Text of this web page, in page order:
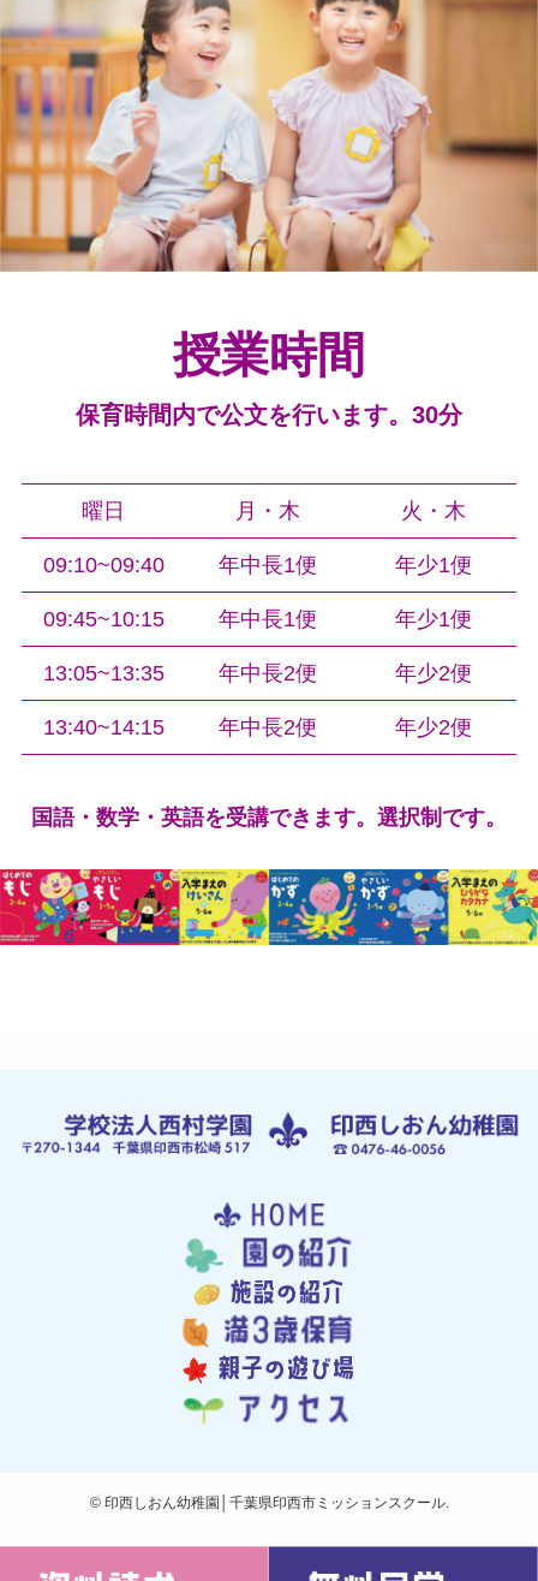
授業時間
保育時間内で公文を行います。30分
曜日 月・木 火・木
09:10~09:40 年中長1便 年少1便
09:45~10:15 年中長1便 年少1便
13:05~13:35 年中長2便 年少2便
13:40~14:15 年中長2便 年少2便
国語・数学・英語を受講できます。選択制です。
©印西しおん幼稚園│千葉県印西市ミッションスクール.